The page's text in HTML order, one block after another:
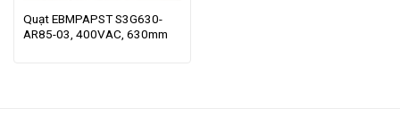
Quạt EBMPAPST S3G630-
AR85-03, 400VAC, 630mm